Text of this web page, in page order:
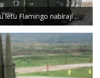
letu Flamingo nabírají ...